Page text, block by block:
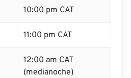
10:00 pm CAT
11:00 pm CAT
12:00 am CAT
(medianoche)